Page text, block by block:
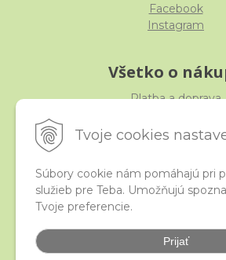
Tvoje cookies
Súbory cookie nám pomáhajú pri
služieb pre Teba. Umožňujú
Tvoje preferencie.
Prijať
Facebook
Instagram
Všetko o
Platba a doprava
Obchodné
iStraka
Veľkoobchod
Najčastejšie